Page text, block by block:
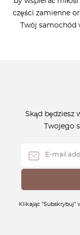
części zamienne
Twój samochód
Skąd będziesz
Twojego
Klikając "Subskrybuj"